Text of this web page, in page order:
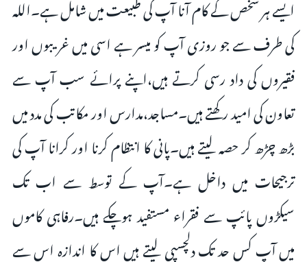
ایسے ہر شخص کے کام آنا آپ کی طبیعت میں شامل ہے۔اللہ
کی طرف سے جو روزی آپ کو میسر ہے اسی میں غریبوں اور
فقیروں کی داد رسی کرتے ہیں،اپنے پرائے سب آپ سے
تعاون کی امید رکھتے ہیں۔مساجد،مدارس اور مکاتب کی مدد میں
بڑھ چڑھ کر حصہ لیتے ہیں۔پانی کا انتظام کرنا اور کرانا آپ کی
ترجیحات میں داخل ہے۔آپ کے توسط سے اب تک
سیکڑوں پائپ سے فقراء مستفید ہوچکے ہیں۔رفاہی کاموں
میں آپ کس حد تک دلچسپی لیتے ہیں اس کا اندازہ اس سے